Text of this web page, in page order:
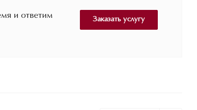
и ответим
Заказать услугу